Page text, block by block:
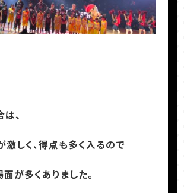
、
しく、得点も多く入るので
が多くありました。